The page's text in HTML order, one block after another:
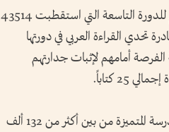
كما ينال الفائز بلقب تحدي القراءة العربي في فئة أصحاب الهمم للدورة التاسعة التي استقطبت 43514
مبادرة تحدي القراءة العربي في دورتها
أمامهم لإثبات جدارتهم
كتاباً.
ويقدم تحدي القراءة العربي أيضاً جائزة قيمتها مليون درهم للمدرسة المتميزة من بين أكثر من 132 ألف